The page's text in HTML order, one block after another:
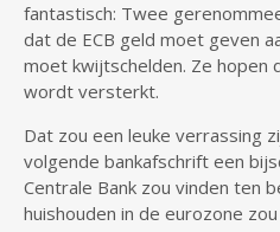
fantastisch: Twee
dat de ECB geld moet geven
moet kwijtschelden. Ze hopen
wordt versterkt.
Dat zou een leuke verrassing
volgende bankafschrift een
Centrale Bank zou vinden ten
huishouden in de eurozone